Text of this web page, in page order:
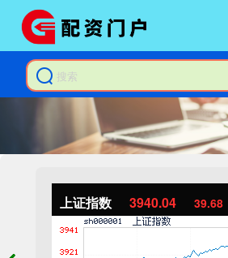
上证指数 3940.04 39.68